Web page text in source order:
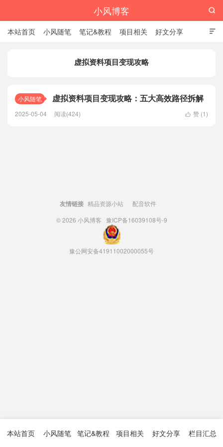
小风博客

本站首页 小风随笔 笔记&教程 项目相关 好文分享

虚拟资料项目变现攻略
小风随笔 虚拟资料项目变现攻略：五大高效路径拆解
 赞 (1)
2025-05-04 阅读(424)
友情链接 精品资源小站
配音软件
© 2026 小风博客 豫ICP备16039108号-9
豫公网安备41911002000055号
本站首页 小风随笔 笔记&教程 项目相关 好文分享 栏目汇总